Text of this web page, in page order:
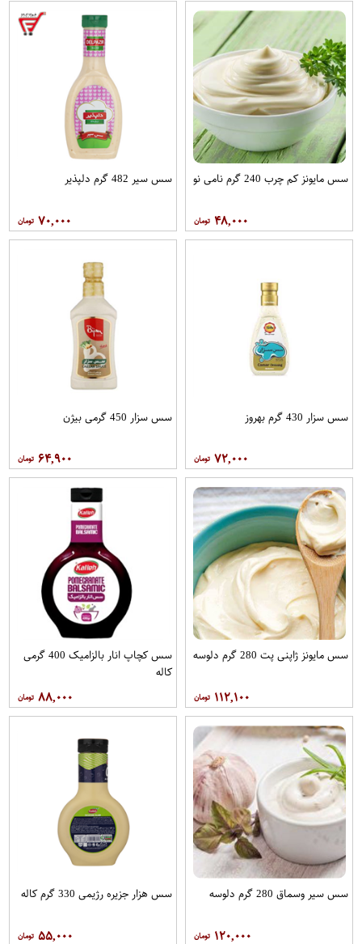
سس مایونز کم چرب 240 گرم نامی نو
۴۸,۰۰۰
سس سیر 482 گرم دلپذیر
۷۰,۰۰۰
سس سزار 430 گرم بهروز
۷۲,۰۰۰
سس سزار 450 گرمی بیژن
۶۴,۹۰۰
سس مایونز ژاپنی پت 280 گرم دلوسه
۱۱۲,۱۰۰
سس کچاپ انار بالزامیک 400 گرمی
کاله
۸۸,۰۰۰
سس سیر وسماق 280 گرم دلوسه
۱۲۰,۰۰۰
سس هزار جزیره رژیمی 330 گرم کاله
۵۵,۰۰۰